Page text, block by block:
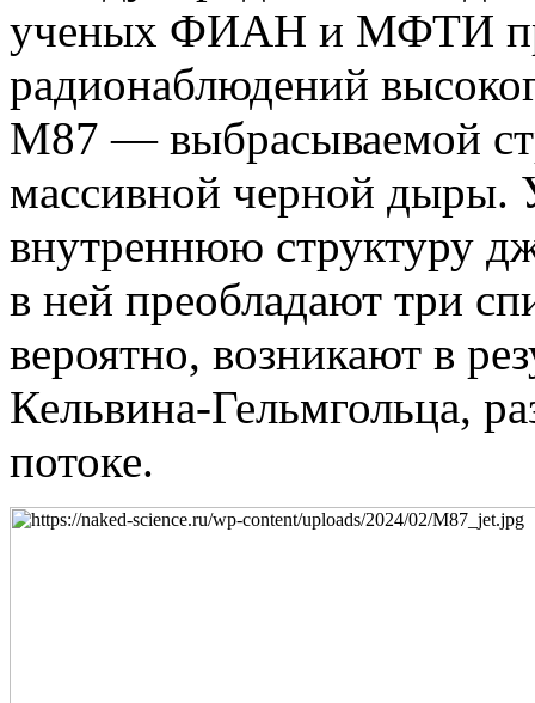
ученых ФИАН и МФТИ
радионаблюдений
М87 — выбрасываемой
массивной черной дыры.
внутреннюю структуру
в ней преобладают три
вероятно, возникают в
Кельвина-Гельмгольца,
потоке.